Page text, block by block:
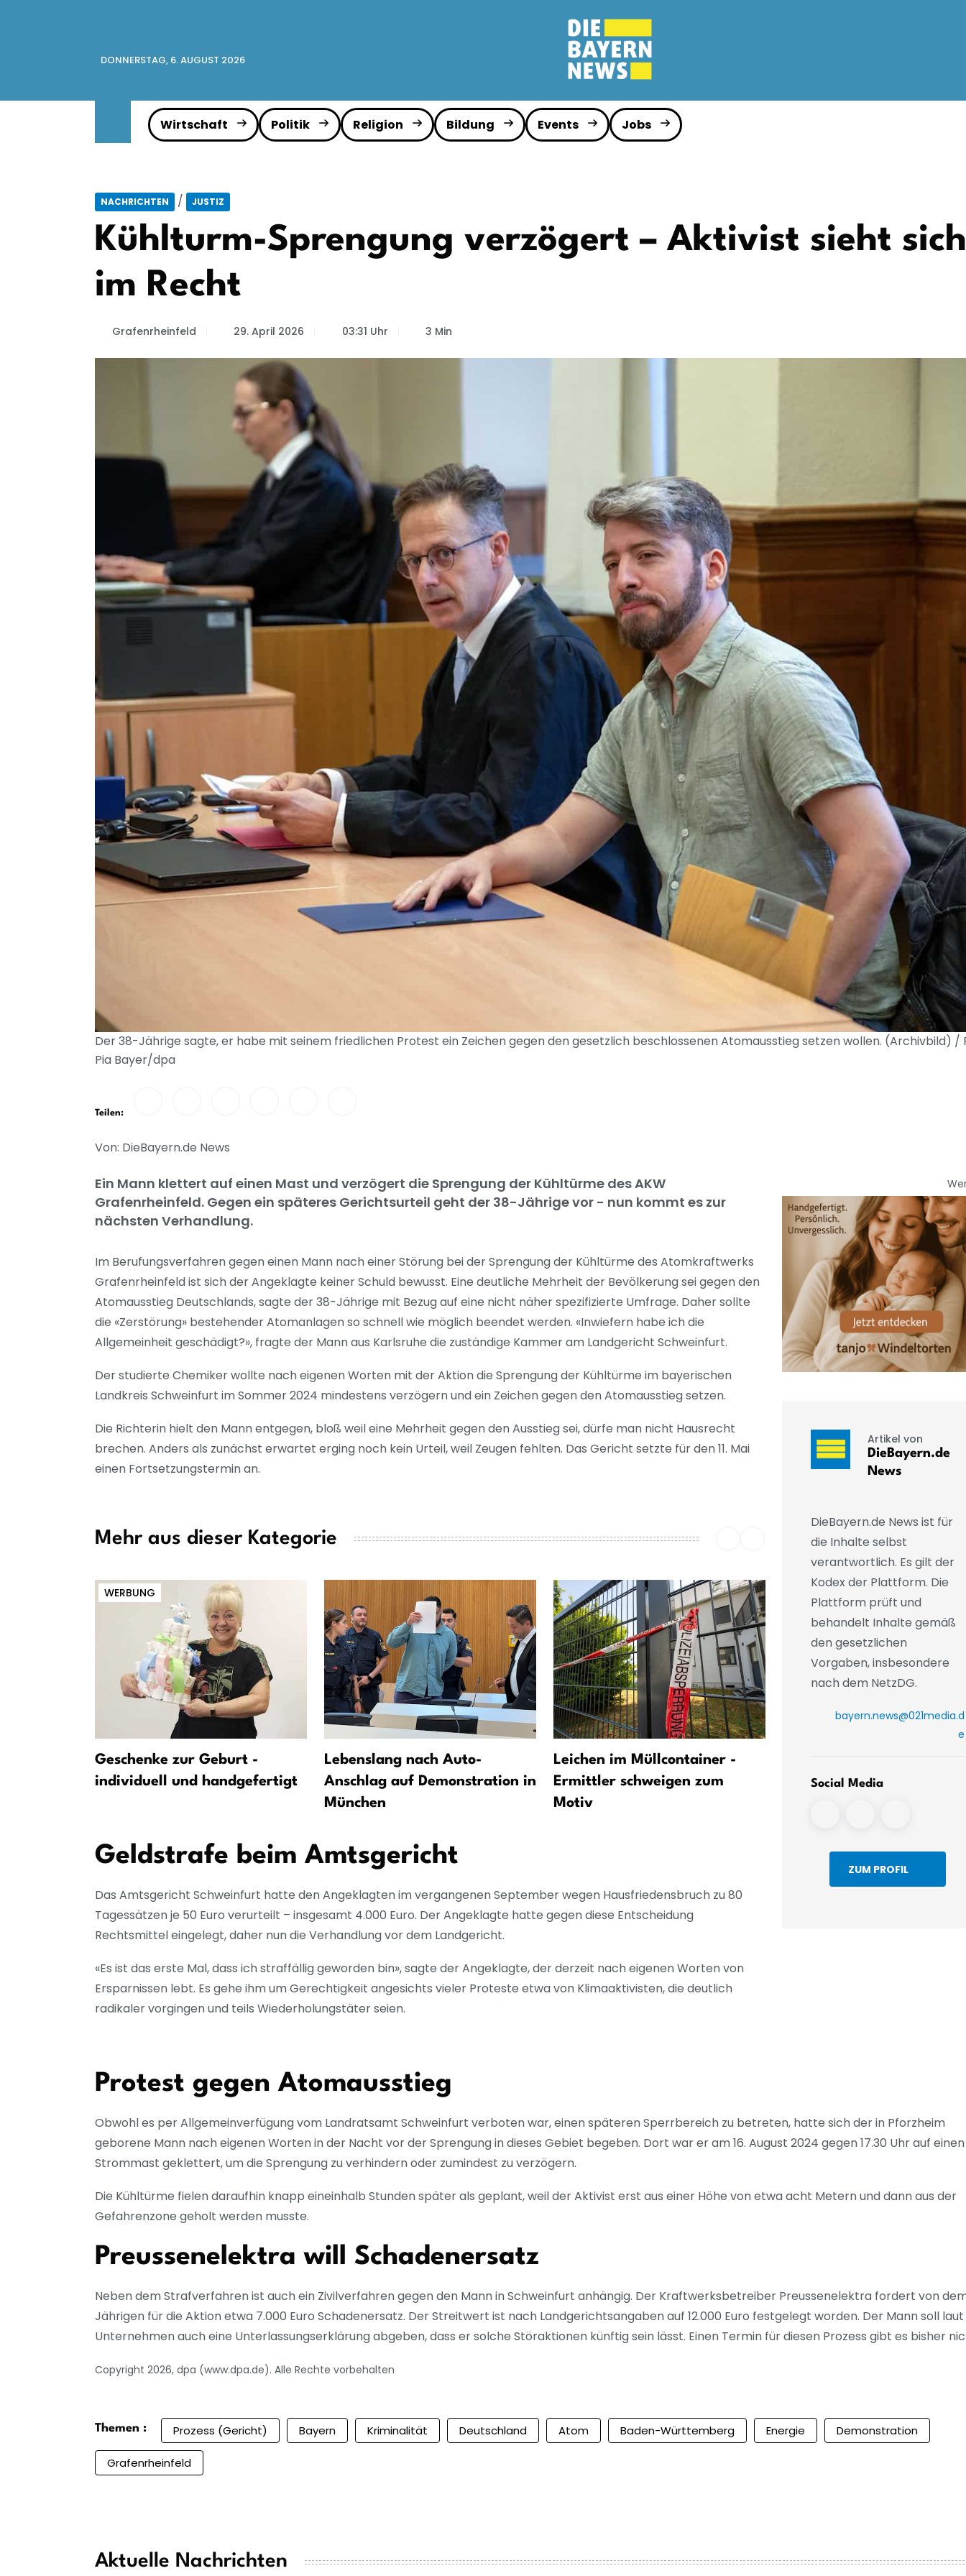
DONNERSTAG, 6. AUGUST 2026
Wirtschaft Politik Religion Bildung Events Jobs
NACHRICHTEN / JUSTIZ
Kühlturm-Sprengung verzögert – Aktivist sieht sich
im Recht
Grafenrheinfeld 29. April 2026 03:31 Uhr 3 Min
Der 38-Jährige sagte, er habe mit seinem friedlichen Protest ein Zeichen gegen den gesetzlich beschlossenen Atomausstieg setzen wollen. (Archivbild) /
Pia Bayer/dpa
Teilen:
Von: DieBayern.de News
Ein Mann klettert auf einen Mast und verzögert die Sprengung der Kühltürme des AKW
Grafenrheinfeld. Gegen ein späteres Gerichtsurteil geht der 38-Jährige vor - nun kommt es zur
nächsten Verhandlung.
Im Berufungsverfahren gegen einen Mann nach einer Störung bei der Sprengung der Kühltürme des Atomkraftwerks
Grafenrheinfeld ist sich der Angeklagte keiner Schuld bewusst. Eine deutliche Mehrheit der Bevölkerung sei gegen den
Atomausstieg Deutschlands, sagte der 38-Jährige mit Bezug auf eine nicht näher spezifizierte Umfrage. Daher sollte
die «Zerstörung» bestehender Atomanlagen so schnell wie möglich beendet werden. «Inwiefern habe ich die
Allgemeinheit geschädigt?», fragte der Mann aus Karlsruhe die zuständige Kammer am Landgericht Schweinfurt.
Der studierte Chemiker wollte nach eigenen Worten mit der Aktion die Sprengung der Kühltürme im bayerischen
Landkreis Schweinfurt im Sommer 2024 mindestens verzögern und ein Zeichen gegen den Atomausstieg setzen.
Die Richterin hielt den Mann entgegen, bloß weil eine Mehrheit gegen den Ausstieg sei, dürfe man nicht Hausrecht
brechen. Anders als zunächst erwartet erging noch kein Urteil, weil Zeugen fehlten. Das Gericht setzte für den 11. Mai
einen Fortsetzungstermin an.
Mehr aus dieser Kategorie
WERBUNG
Geschenke zur Geburt -
individuell und handgefertigt
Lebenslang nach Auto-
Anschlag auf Demonstration in
München
Leichen im Müllcontainer -
Ermittler schweigen zum
Motiv
fasst 32-Jährigen
Geldstrafe beim Amtsgericht
Das Amtsgericht Schweinfurt hatte den Angeklagten im vergangenen September wegen Hausfriedensbruch zu 80
Tagessätzen je 50 Euro verurteilt – insgesamt 4.000 Euro. Der Angeklagte hatte gegen diese Entscheidung
Rechtsmittel eingelegt, daher nun die Verhandlung vor dem Landgericht.
«Es ist das erste Mal, dass ich straffällig geworden bin», sagte der Angeklagte, der derzeit nach eigenen Worten von
Ersparnissen lebt. Es gehe ihm um Gerechtigkeit angesichts vieler Proteste etwa von Klimaaktivisten, die deutlich
radikaler vorgingen und teils Wiederholungstäter seien.
Artikel von
DieBayern.de
News
DieBayern.de News ist für
die Inhalte selbst
verantwortlich. Es gilt der
Kodex der Plattform. Die
Plattform prüft und
behandelt Inhalte gemäß
den gesetzlichen
Vorgaben, insbesondere
nach dem NetzDG.
bayern.news@021media.d
e
Social Media
ZUM PROFIL
Protest gegen Atomausstieg
Obwohl es per Allgemeinverfügung vom Landratsamt Schweinfurt verboten war, einen späteren Sperrbereich zu betreten, hatte sich der in Pforzheim
geborene Mann nach eigenen Worten in der Nacht vor der Sprengung in dieses Gebiet begeben. Dort war er am 16. August 2024 gegen 17.30 Uhr auf einen
Strommast geklettert, um die Sprengung zu verhindern oder zumindest zu verzögern.
Die Kühltürme fielen daraufhin knapp eineinhalb Stunden später als geplant, weil der Aktivist erst aus einer Höhe von etwa acht Metern und dann aus der
Gefahrenzone geholt werden musste.
Preussenelektra will Schadenersatz
Neben dem Strafverfahren ist auch ein Zivilverfahren gegen den Mann in Schweinfurt anhängig. Der Kraftwerksbetreiber Preussenelektra fordert von
Jährigen für die Aktion etwa 7.000 Euro Schadenersatz. Der Streitwert ist nach Landgerichtsangaben auf 12.000 Euro festgelegt worden. Der Mann soll
Unternehmen auch eine Unterlassungserklärung abgeben, dass er solche Störaktionen künftig sein lässt. Einen Termin für diesen Prozess gibt es bisher
Copyright 2026, dpa (www.dpa.de). Alle Rechte vorbehalten
Themen : Prozess (Gericht) Bayern Kriminalität Deutschland Atom Baden-Württemberg Energie Demonstration
Grafenrheinfeld
Aktuelle Nachrichten